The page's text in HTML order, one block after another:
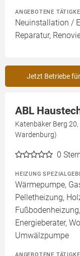
ANGEBOTENE
Neuinstallation /
Reparatur,
Jetzt Betriebe
ABL
Katenbäker Berg
Wardenburg)
0
HEIZUNG
Wärmepumpe,
Pelletheizung,
Energieberater,
Umwälzpumpe
ANGEBOTENE